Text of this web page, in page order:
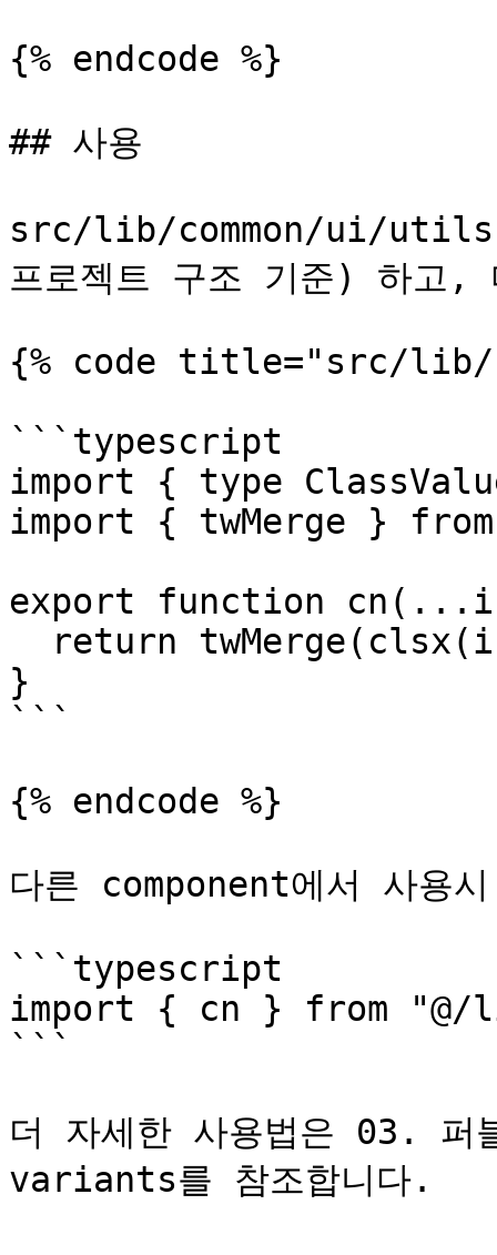
{% endcode %}
## 사용
src/lib/common/ui/
프로젝트 구조 기준) 하고,
{% code title="src/lib/
```typescript
import { type
import { twMerge }
export function
}
```
{% endcode %}
다른 component에서 사용
```typescript
import { cn } from "@/
```
더 자세한 사용법은 03.